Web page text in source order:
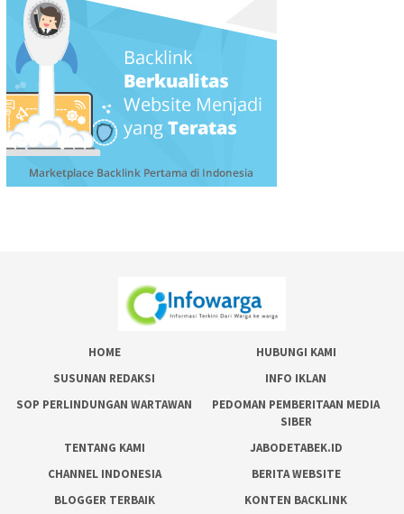
HOME
HUBUNGI KAMI
SUSUNAN REDAKSI
INFO IKLAN
SOP PERLINDUNGAN WARTAWAN
PEDOMAN PEMBERITAAN MEDIA
SIBER
TENTANG KAMI
JABODETABEK.ID
CHANNEL INDONESIA
BERITA WEBSITE
BLOGGER TERBAIK
KONTEN BACKLINK